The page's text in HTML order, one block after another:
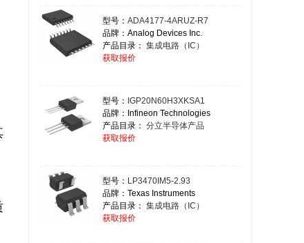
型号： ADA4177-4ARUZ-R7
品牌：Analog Devices Inc.
产品目录： 集成电路（IC）
获取报价
型号： IGP20N60H3XKSA1
品牌：Infineon Technologies
产品目录： 分立半导体产品
获取报价
型号： LP3470IM5-2.93
品牌：Texas Instruments
产品目录： 集成电路（IC）
获取报价